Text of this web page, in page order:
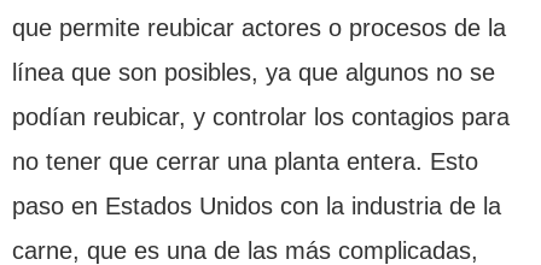
que permite reubicar actores o procesos de la
línea que son posibles, ya que algunos no se
podían reubicar, y controlar los contagios para
no tener que cerrar una planta entera. Esto
paso en Estados Unidos con la industria de la
carne, que es una de las más complicadas,